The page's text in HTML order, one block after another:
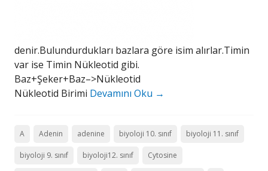
denir.Bulundurdukları bazlara göre isim alırlar.Timin
var ise Timin Nükleotid gibi.
Baz+Şeker+Baz–>Nükleotid
Nükleotid Birimi Devamını Oku →
A Adenin adenine biyoloji 10. sınıf biyoloji 11. sınıf
biyoloji 9. sınıf biyoloji12. sınıf Cytosine